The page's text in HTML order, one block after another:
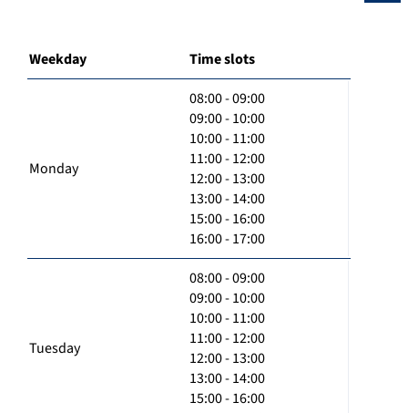
Weekday Time slots
Monday
08:00 - 09:00
09:00 - 10:00
10:00 - 11:00
11:00 - 12:00
12:00 - 13:00
13:00 - 14:00
15:00 - 16:00
16:00 - 17:00
Tuesday
08:00 - 09:00
09:00 - 10:00
10:00 - 11:00
11:00 - 12:00
12:00 - 13:00
13:00 - 14:00
15:00 - 16:00